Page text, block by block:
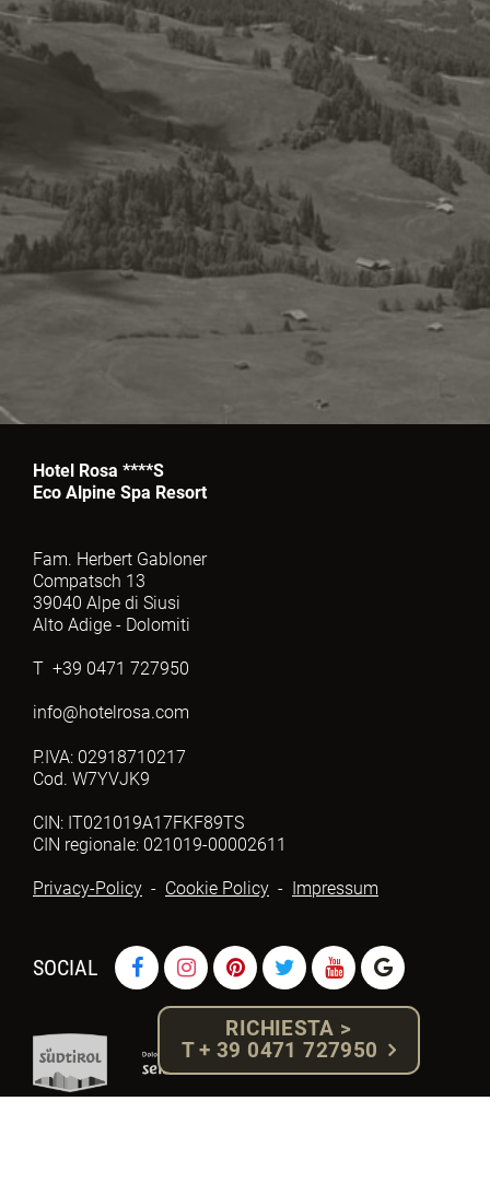
RICHIESTA >
T + 39 0471 727950
Hotel Rosa ****S
Eco Alpine Spa Resort
Fam. Herbert Gabloner
Compatsch 13
39040 Alpe di Siusi
Alto Adige - Dolomiti
T +39 0471 727950
info@hotelrosa.com
P.IVA: 02918710217
Cod. W7YVJK9
CIN: IT021019A17FKF89TS
CIN regionale: 021019-00002611
Privacy-Policy - Cookie Policy - Impressum
SOCIAL